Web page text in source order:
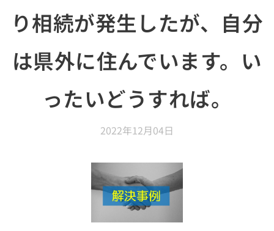
り相続が発生したが、自分
は県外に住んでいます。い
ったいどうすれば。
2022年12月04日